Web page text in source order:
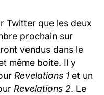
Twitter que les deux
prochain sur
vendus dans le
même boite. Il y
Revelations 1 et un
Revelations 2. Le